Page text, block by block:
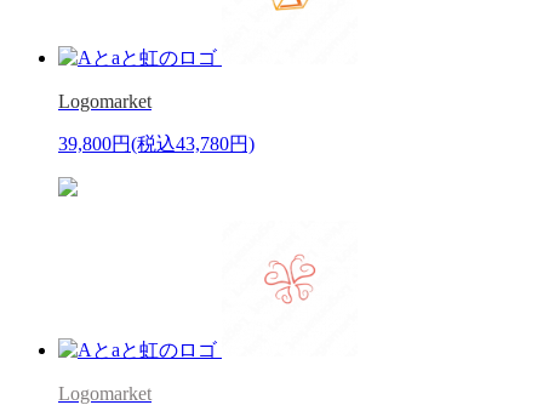
Logomarket
39,800円(税込43,780円)
Logomarket